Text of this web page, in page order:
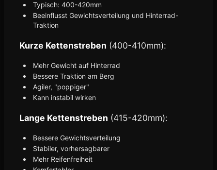
Typisch: 400-420mm
Beeinflusst Gewichtsverteilung und Hinterrad-
Traktion
Kurze Kettenstreben (400-410mm):
Mehr Gewicht auf Hinterrad
Bessere Traktion am Berg
Agiler, "poppiger"
Kann instabil wirken
Lange Kettenstreben (415-420mm):
Bessere Gewichtsverteilung
Stabiler, vorhersagbarer
Mehr Reifenfreiheit